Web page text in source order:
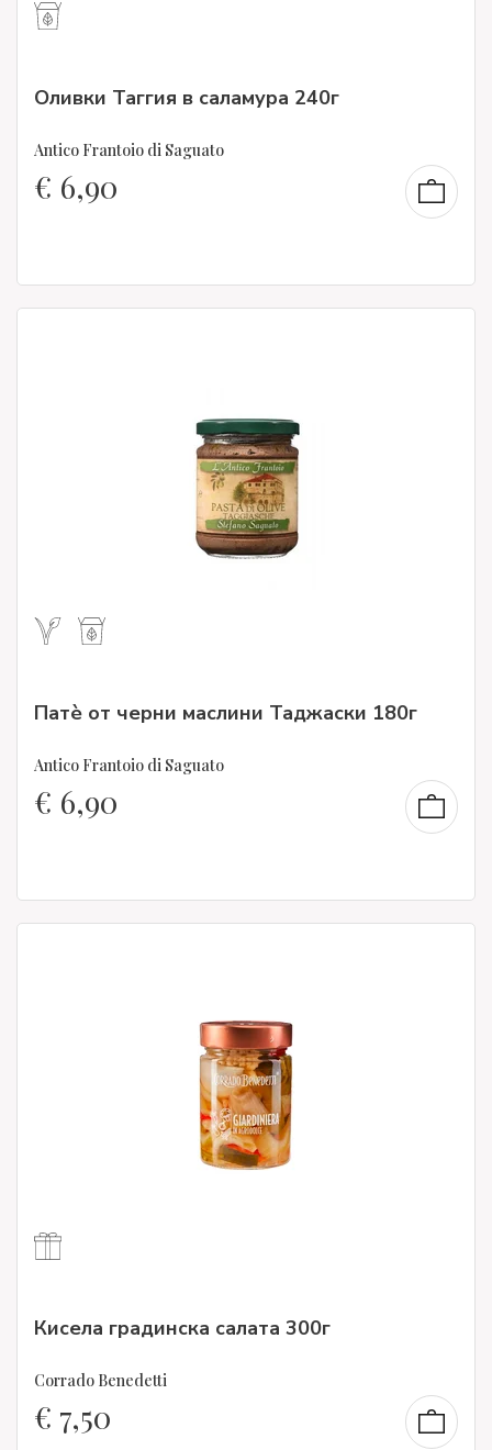
Оливки Таггия в саламура 240г
Antico Frantoio di Saguato
€ 6,90
Патè от черни маслини Таджаски 180г
Antico Frantoio di Saguato
€ 6,90
Кисела градинска салата 300г
Corrado Benedetti
€ 7,50